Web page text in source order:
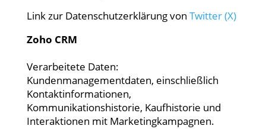
Link zur Datenschutzerklärung von Twitter (X)
Zoho CRM
Verarbeitete Daten:
Kundenmanagementdaten, einschließlich
Kontaktinformationen,
Kommunikationshistorie, Kaufhistorie und
Interaktionen mit Marketingkampagnen.